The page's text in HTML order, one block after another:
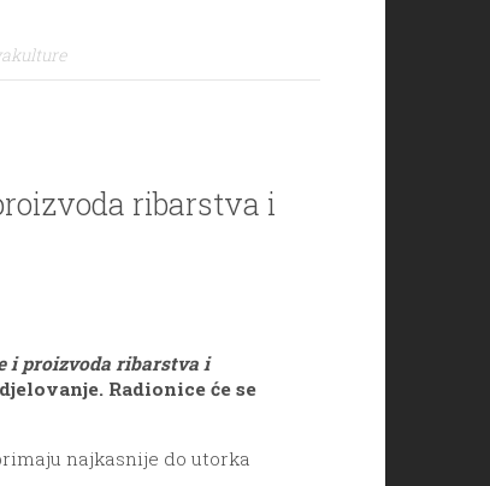
ribarstva i
i proizvoda ribarstva i
Radionice će se
najkasnije do utorka